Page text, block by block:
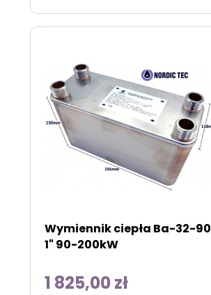
Wymiennik ciepła Ba-32-90
1" 90-200kW
1 825,00 zł